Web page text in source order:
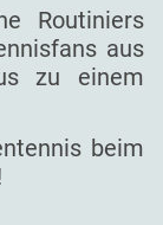
Routiniers
aus
zu einem
beim